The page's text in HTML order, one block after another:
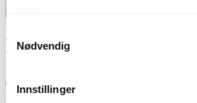
Samtykkevalg
Nødvendig
Innstillinger
Bestselger
Nova Life
Arve vegglampe 40cm brun